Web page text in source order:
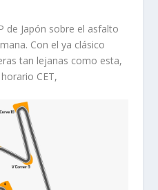
de Japón sobre el asfalto
Con el ya clásico
tan lejanas como esta,
CET,